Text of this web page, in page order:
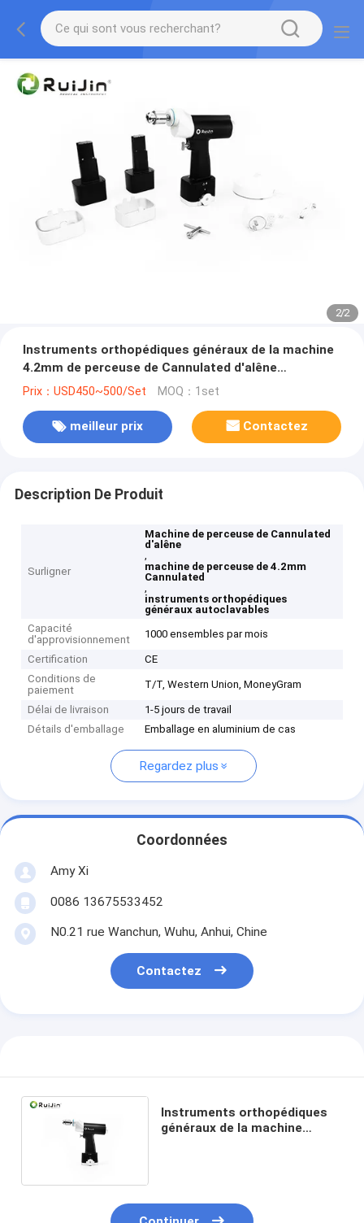
2/2
Instruments orthopédiques généraux de la machine
4.2mm de perceuse de Cannulated d'alêne
autoclavables
Prix：USD450~500/Set MOQ：1set
meilleur prix Contactez
Description De Produit
Surligner
Machine de perceuse de Cannulated
d'alêne
,
machine de perceuse de 4.2mm
Cannulated
,
instruments orthopédiques
généraux autoclavables
Capacité
d'approvisionnement
1000 ensembles par mois
Certification
CE
Conditions de
paiement
T/T, Western Union, MoneyGram
Délai de livraison
1-5 jours de travail
Détails d'emballage
Emballage en aluminium de cas
Regardez plus
Coordonnées
Amy Xi
0086 13675533452
N0.21 rue Wanchun, Wuhu, Anhui, Chine
Contactez
Instruments orthopédiques
généraux de la machine